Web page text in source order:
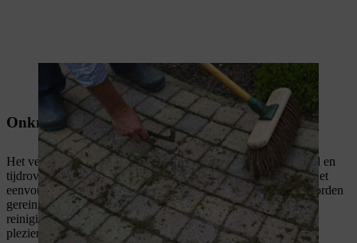
Onkruid verwijderen met hogedrukreiniger
Het verwijderen van mos en onkruid uit voegen kan vervelend en
tijdrovend zijn. Het gebruik van een hogedrukreiniger maakt het
eenvoudiger: organisch materiaal kan alleen met waterdruk worden
gereinigd om water te besparen, zonder toevoeging van
reinigingsmiddelen. Dit betekent dat je jezelf en het milieu een
plezier doet.